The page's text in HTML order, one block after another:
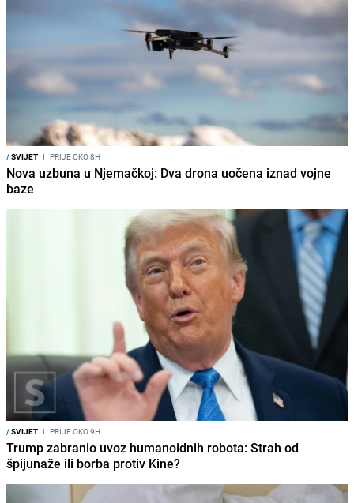
/SVIJET I PRIJE OKO 8H
Nova uzbuna u Njemačkoj: Dva drona uočena iznad vojne
baze
/SVIJET I PRIJE OKO 9H
Trump zabranio uvoz humanoidnih robota: Strah od
špijunaže ili borba protiv Kine?